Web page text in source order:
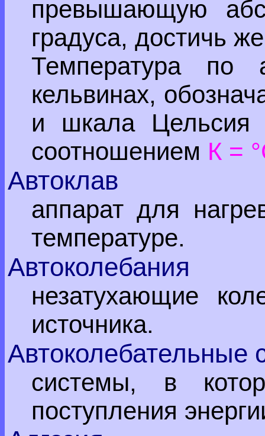
превышающую
градуса, достичь
Температура по
кельвинах,
и шкала Цельсия
соотношением К =
Автоклав
аппарат для
температуре.
Автоколебания
незатухающие
источника.
Автоколебательные
системы, в
поступления